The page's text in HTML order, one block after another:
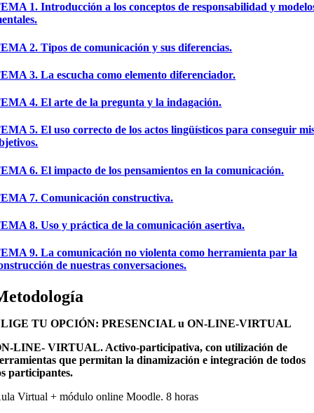
1. Introducción a los conceptos de responsabilidad y
2. Tipos de comunicación y sus diferencias.
3. La escucha como elemento diferenciador.
4. El arte de la pregunta y la indagación.
5. El uso correcto de los actos lingüísticos para conseguir
6. El impacto de los pensamientos en la comunicación.
7. Comunicación constructiva.
8. Uso y práctica de la comunicación asertiva.
9. La comunicación no violenta como herramienta par la
de nuestras conversaciones.
TU OPCIÓN: PRESENCIAL u ON-LINE-VIRTUAL
LINE- VIRTUAL. Activo-participativa, con utilización de
que permitan la dinamización e integración de todos
participantes.
Virtual + módulo online Moodle. 8 horas